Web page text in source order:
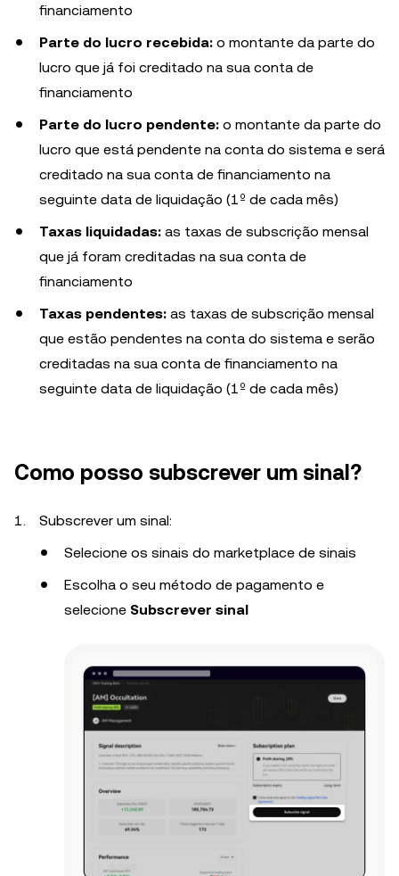
financiamento
Parte do lucro recebida: o montante da parte do
lucro que já foi creditado na sua conta de
financiamento
Parte do lucro pendente: o montante da parte do
lucro que está pendente na conta do sistema e será
creditado na sua conta de financiamento na
seguinte data de liquidação (1º de cada mês)
Taxas liquidadas: as taxas de subscrição mensal
que já foram creditadas na sua conta de
financiamento
Taxas pendentes: as taxas de subscrição mensal
que estão pendentes na conta do sistema e serão
creditadas na sua conta de financiamento na
seguinte data de liquidação (1º de cada mês)
Como posso subscrever um sinal?
Subscrever um sinal:
Selecione os sinais do marketplace de sinais
Escolha o seu método de pagamento e
selecione Subscrever sinal